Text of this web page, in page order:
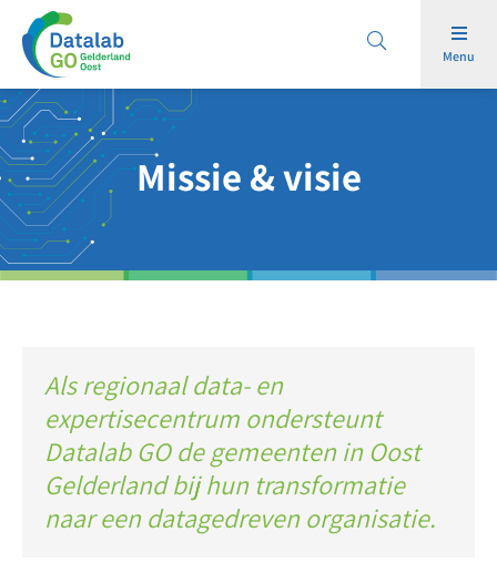
Menu
Missie & visie
Als regionaal data- en
expertisecentrum ondersteunt
Datalab GO de gemeenten in Oost
Gelderland bij hun transformatie
naar een datagedreven organisatie.